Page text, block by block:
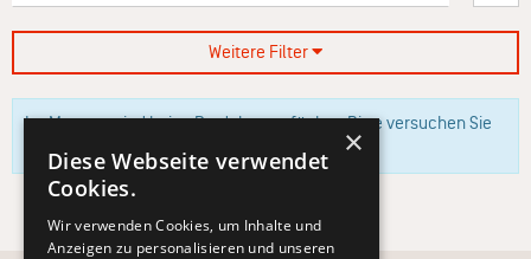
Weitere Filter
Im Moment sind keine Produkte verfügbar. Bitte versuchen Sie
×
Diese Webseite verwendet
Cookies.
Wir verwenden Cookies, um Inhalte und
Anzeigen zu personalisieren und unseren